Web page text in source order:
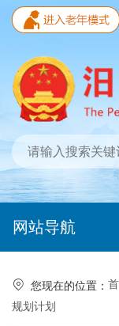
网站导航
您现在的位置：
规划计划